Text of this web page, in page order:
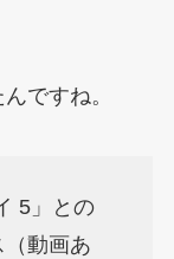
ですね。
5」との
動画あ